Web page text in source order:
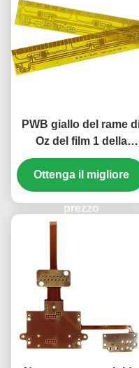
PWB giallo del rame
Oz del film 1 della
copertura del bordo
flessibile del PWB di 1
strato
Ottenga il migliore
prezzo